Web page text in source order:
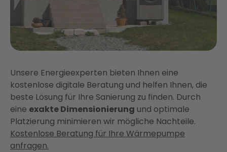
Unsere Energieexperten bieten Ihnen eine
kostenlose digitale Beratung und helfen Ihnen, die
beste Lösung für Ihre Sanierung zu finden. Durch
eine exakte Dimensionierung und optimale
Platzierung minimieren wir mögliche Nachteile.
Kostenlose Beratung für Ihre Wärmepumpe
anfragen.